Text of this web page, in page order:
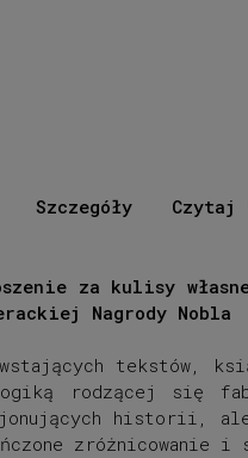
Szczegóły Czytaj
za kulisy
Nagrody Nobla
tekstów,
rodzącej się
historii,
zróżnicowanie i